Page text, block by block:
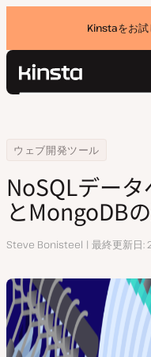
Kinstaをお試
Kinsta®
価格設定
お問い合わせ
検
Home
リソースセンター
ウェブ開発ツール
NoSQLデータベース
NoSQLデー
とMongoDB
執
Steve Bonisteel 最終更新日